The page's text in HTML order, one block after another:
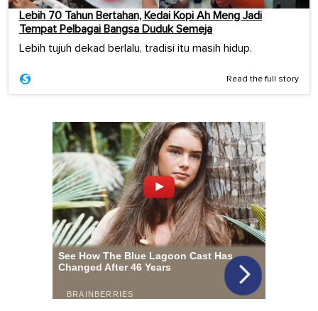
Lebih 70 Tahun Bertahan, Kedai Kopi Ah Meng Jadi
Tempat Pelbagai Bangsa Duduk Semeja
Lebih tujuh dekad berlalu, tradisi itu masih hidup.
Read the full story